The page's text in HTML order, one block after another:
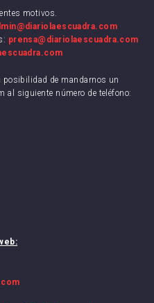
motivos.
prensa@diariolaescuadra.com
de mandarnos un
al siguiente número de teléfono: